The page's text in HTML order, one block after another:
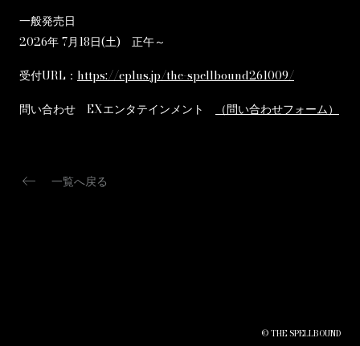
一般発売日
2026年 7月18日(土) 正午～
受付URL： https://eplus.jp/the-spellbound261009/
問い合わせ EXエンタテインメント
（問い合わせフォーム）
keyboard_backspace 一覧へ戻る
© THE SPELLBOUND